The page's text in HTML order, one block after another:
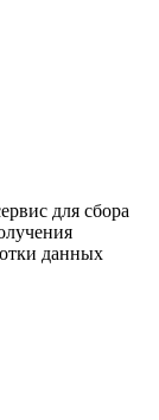
для сбора
данных